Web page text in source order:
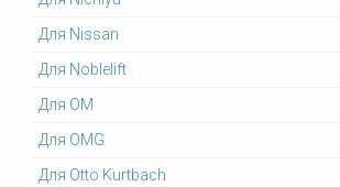
Для Nissan
Для Noblelift
Для OM
Для OMG
Для Otto Kurtbach